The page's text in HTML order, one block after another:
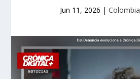
Jun 11, 2026 | Colombia